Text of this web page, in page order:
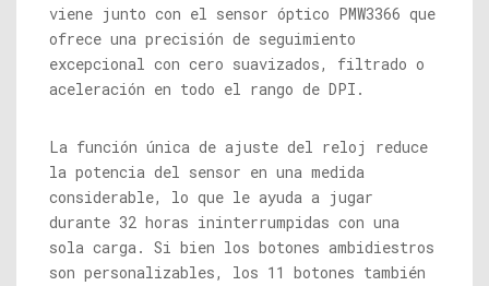
viene junto con el sensor óptico PMW3366 que
ofrece una precisión de seguimiento
excepcional con cero suavizados, filtrado o
aceleración en todo el rango de DPI.
La función única de ajuste del reloj reduce
la potencia del sensor en una medida
considerable, lo que le ayuda a jugar
durante 32 horas ininterrumpidas con una
sola carga. Si bien los botones ambidiestros
son personalizables, los 11 botones también